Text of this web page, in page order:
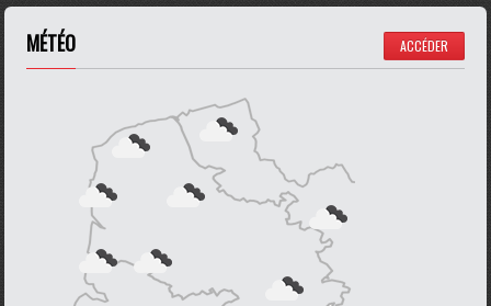
MÉTÉO ACCÉDER